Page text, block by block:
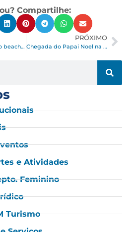
Compartilhe:
Confraternização do beach tennis, turma matutina
PRÓXIMO
Chegada do Papai Noel na AOPM!
e Atividades
Feminino
Turismo